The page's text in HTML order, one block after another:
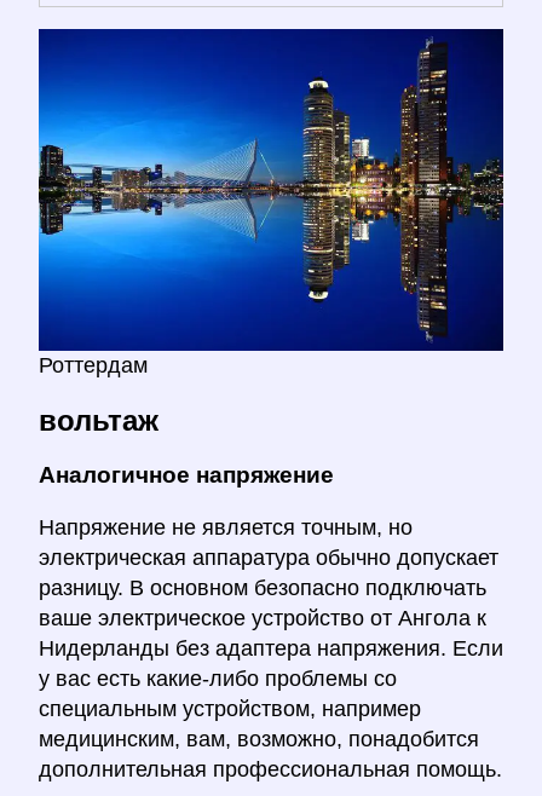
Роттердам
вольтаж
Аналогичное напряжение
Напряжение не является точным, но
электрическая аппаратура обычно допускает
разницу. В основном безопасно подключать
ваше электрическое устройство от Ангола к
Нидерланды без адаптера напряжения. Если
у вас есть какие-либо проблемы со
специальным устройством, например
медицинским, вам, возможно, понадобится
дополнительная профессиональная помощь.